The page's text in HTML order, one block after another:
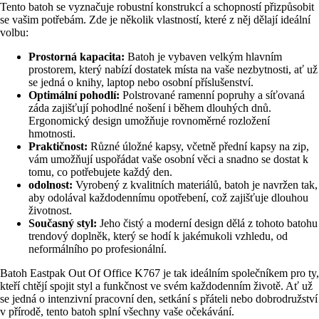
Tento batoh se vyznačuje robustní konstrukcí a schopností přizpůsobit
se vašim potřebám. Zde je několik vlastností, které z něj dělají ideální
volbu:
Prostorná kapacita: Batoh je vybaven velkým hlavním
prostorem, který nabízí dostatek místa na vaše nezbytnosti, ať už
se jedná o knihy, laptop nebo osobní příslušenství.
Optimální pohodlí: Polstrované ramenní popruhy a síťovaná
záda zajišťují pohodlné nošení i během dlouhých dnů.
Ergonomický design umožňuje rovnoměrné rozložení
hmotnosti.
Praktičnost: Různé úložné kapsy, včetně přední kapsy na zip,
vám umožňují uspořádat vaše osobní věci a snadno se dostat k
tomu, co potřebujete každý den.
odolnost: Vyrobený z kvalitních materiálů, batoh je navržen tak,
aby odolával každodennímu opotřebení, což zajišťuje dlouhou
životnost.
Současný styl: Jeho čistý a moderní design dělá z tohoto batohu
trendový doplněk, který se hodí k jakémukoli vzhledu, od
neformálního po profesionální.
Batoh Eastpak Out Of Office K767 je tak ideálním společníkem pro ty,
kteří chtějí spojit styl a funkčnost ve svém každodenním životě. Ať už
se jedná o intenzivní pracovní den, setkání s přáteli nebo dobrodružství
v přírodě, tento batoh splní všechny vaše očekávání.